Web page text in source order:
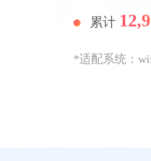
累计
*适配系统：